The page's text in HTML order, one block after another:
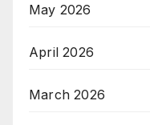
May 2026
April 2026
March 2026